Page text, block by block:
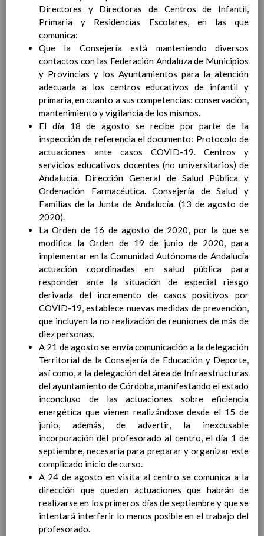
Ãrea de Ciencias de la
Naturaleza
ContribuciÃ³n del Ã¡rea a
las competencias clave
ConcreciÃ³n curricular
para la etapa. Perfiles de
Ã¡rea y de
competencias
Ãrea de Ciencias Sociales
Objetivos del Ã¡rea
ContribuciÃ³n del Ã¡rea a
las competencias clave
ConcreciÃ³n curricular
para la etapa. Perfiles de
Ã¡rea y de
Ãrea de EducaciÃ³n FÃ­sica
Objetivos del Ã¡rea
ContribuciÃ³n del Ã¡rea a
las competencias clave
ConcreciÃ³n curricular
para la etapa. Perfiles de
Ã¡rea y de competencias
Ãrea de EducaciÃ³n ArtÃ­stica
ContribuciÃ³n del Ã¡rea a
las competencias clave
ConcreciÃ³n curricular
para la etapa. Perfiles de
Ã¡rea y de
competencias
En revisiÃ³n
Ãrea de EducaciÃ³n para la
CiudadanÃ­a y los Derechos
Humanos
ContribuciÃ³n del Ã¡rea a
las competencias clave
ConcreciÃ³n curricular
para la etapa. Perfiles de
Directores y Directoras de Centros de Infantil,
Primaria y Residencias Escolares, en las que
comunica:
Que la Consejería está manteniendo diversos
contactos con las Federación Andaluza de Municipios
y Provincias y los Ayuntamientos para la atención
adecuada a los centros educativos de infantil y
primaria, en cuanto a sus competencias: conservación,
mantenimiento y vigilancia de los mismos.
El día 18 de agosto se recibe por parte de la
inspección de referencia el documento: Protocolo de
actuaciones ante casos COVID-19. Centros y
servicios educativos docentes (no universitarios) de
Andalucía. Dirección General de Salud Pública y
Ordenación Farmacéutica. Consejería de Salud y
Familias de la Junta de Andalucía. (13 de agosto de
2020).
La Orden de 16 de agosto de 2020, por la que se
modifica la Orden de 19 de junio de 2020, para
implementar en la Comunidad Autónoma de Andalucía
actuación coordinadas en salud pública para
responder ante la situación de especial riesgo
derivada del incremento de casos positivos por
COVID-19, establece nuevas medidas de prevención,
que incluyen la no realización de reuniones de más de
diez personas.
A 21 de agosto se envía comunicación a la delegación
Territorial de la Consejería de Educación y Deporte,
así como, a la delegación del área de Infraestructuras
del ayuntamiento de Córdoba, manifestando el estado
inconcluso de las actuaciones sobre eficiencia
energética que vienen realizándose desde el 15 de
junio, además, de advertir, la inexcusable
incorporación del profesorado al centro, el día 1 de
septiembre, necesaria para preparar y organizar este
complicado inicio de curso.
A 24 de agosto en visita al centro se comunica a la
dirección que quedan actuaciones que habrán de
realizarse en los primeros días de septiembre y que se
intentará interferir lo menos posible en el trabajo del
profesorado.